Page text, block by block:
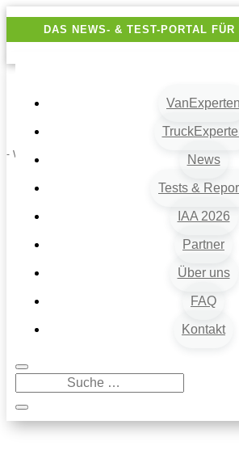
DAS NEWS- & TEST-PORTAL FÜR
VanExperten
News
Tests &
IAA 2026
Partner
Über uns
FAQ
Kontakt
- Werbung -